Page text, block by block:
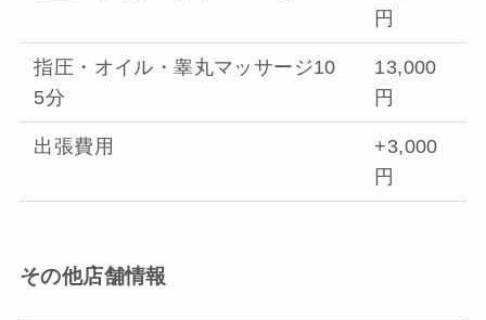
円
指圧・オイル・睾丸マッサージ10
5分
13,000
円
出張費用
+3,000
円
その他店舗情報